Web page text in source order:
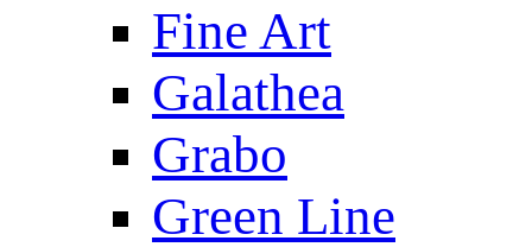
Fine Art
Galathea
Grabo
Green Line